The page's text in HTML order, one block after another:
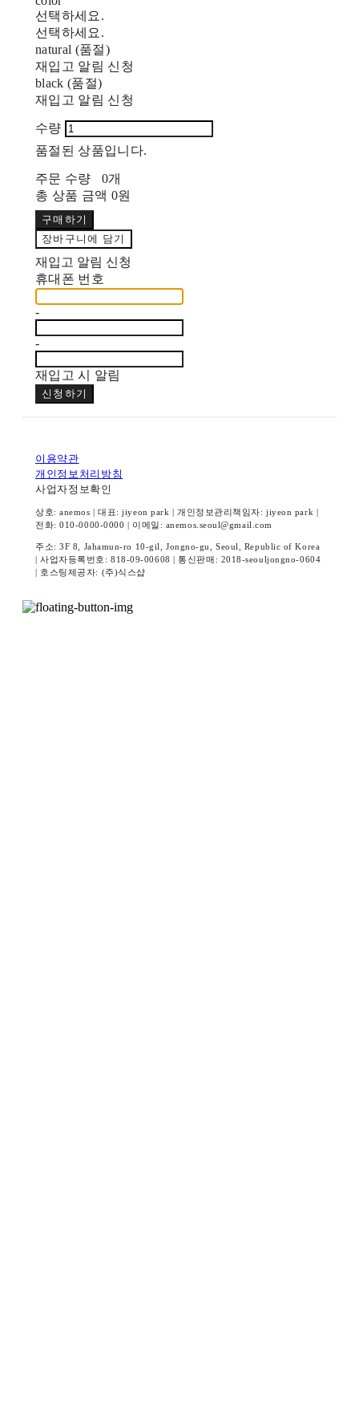
선택하세요.
선택하세요.
natural (품절)
재입고 알림 신청
black (품절)
재입고 알림 신청
수량
품절된 상품입니다.
주문 수량
0개
총 상품 금액 0원
구매하기
장바구니에 담기
재입고 알림 신청
휴대폰 번호
-
-
재입고 시 알림
신청하기
이용약관
개인정보처리방침
사업자정보확인
상호: anemos | 대표: jiyeon park | 개인정보관리책임자: jiyeon park |
전화: 010-0000-0000 | 이메일: anemos.seoul@gmail.com
주소: 3F 8, Jahamun-ro 10-gil, Jongno-gu, Seoul, Republic of Korea
| 사업자등록번호:818-09-00608 | 통신판매: 2018-seouljongno-0604
| 호스팅제공자: (주)식스샵